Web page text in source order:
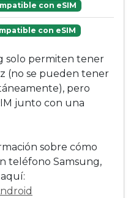
con eSIM
con eSIM
solo permiten tener
(no se pueden tener
pero
junto con una
sobre cómo
teléfono Samsung,